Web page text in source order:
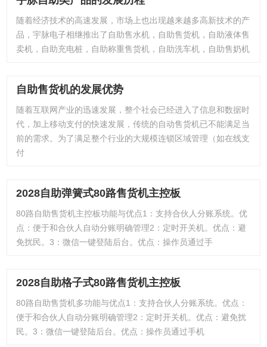
随着经济技术的高速发展，市场上也出现越来越多高新技术的产
品，宇脉电子相继推出了自助售水机，自助售货机，自助液体售
卖机，自助充电桩，自助称重售货机，自助洗车机，自助售奶机
自助售货机的发展优势
随着互联网产业的迅速发展，整个社会已经进入了信息和数据时
代，加上移动支付的快速发展，传统的自动售货机已不能满足当
前的需求。为了满足整个行业的大规模连锁区域管理（如在线支
付
2028自助弹簧式80路售货机主控板
80路自助售货机主控板功能与优点1：支持合伙人分账系统。优
点：便于和合伙人自动分账明确管理2：定时开关机。优点：避
免扰民。3：微信一键登陆后台。优点：操作员通过手
2028自助格子式80路售货机主控板
80路自助售货机多功能与优点1：支持合伙人分账系统。优点：
便于和合伙人自动分账明确管理2：定时开关机。优点：避免扰
民。3：微信一键登陆后台。优点：操作员通过手机